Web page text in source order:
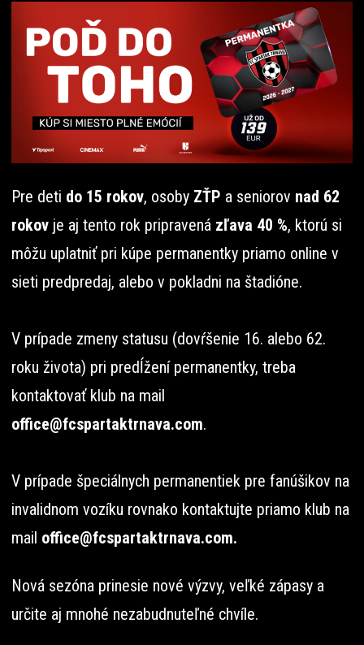
Pre deti do 15 rokov, osoby ZŤP a seniorov nad 62
rokov je aj tento rok pripravená zľava 40 %, ktorú si
môžu uplatniť pri kúpe permanentky priamo online v
sieti predpredaj, alebo v pokladni na štadióne.
V prípade zmeny statusu (dovŕšenie 16. alebo 62.
roku života) pri predĺžení permanentky, treba
kontaktovať klub na mail
office@fcspartaktrnava.com.
V prípade špeciálnych permanentiek pre fanúšikov na
invalidnom vozíku rovnako kontaktujte priamo klub na
mail office@fcspartaktrnava.com.
Nová sezóna prinesie nové výzvy, veľké zápasy a
určite aj mnohé nezabudnuteľné chvíle.